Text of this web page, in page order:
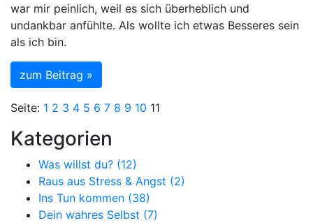
war mir peinlich, weil es sich überheblich und
undankbar anfühlte. Als wollte ich etwas Besseres sein
als ich bin.
zum Beitrag »
Seite: 1 2 3 4 5 6 7 8 9 10 11
Kategorien
Was willst du? (12)
Raus aus Stress & Angst (2)
Ins Tun kommen (38)
Dein wahres Selbst (7)